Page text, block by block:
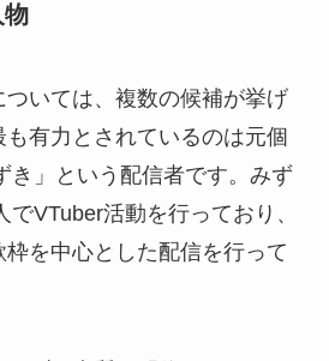
物
ついては、複数の候補が挙げ
も有力とされているのは元個
き」という配信者です。みず
でVTuber活動を行っており、
を中心とした配信を行って